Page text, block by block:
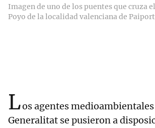
Imagen de uno de los puentes que cruza
Poyo de la localidad valenciana de
Los agentes
Generalitat se pusieron a